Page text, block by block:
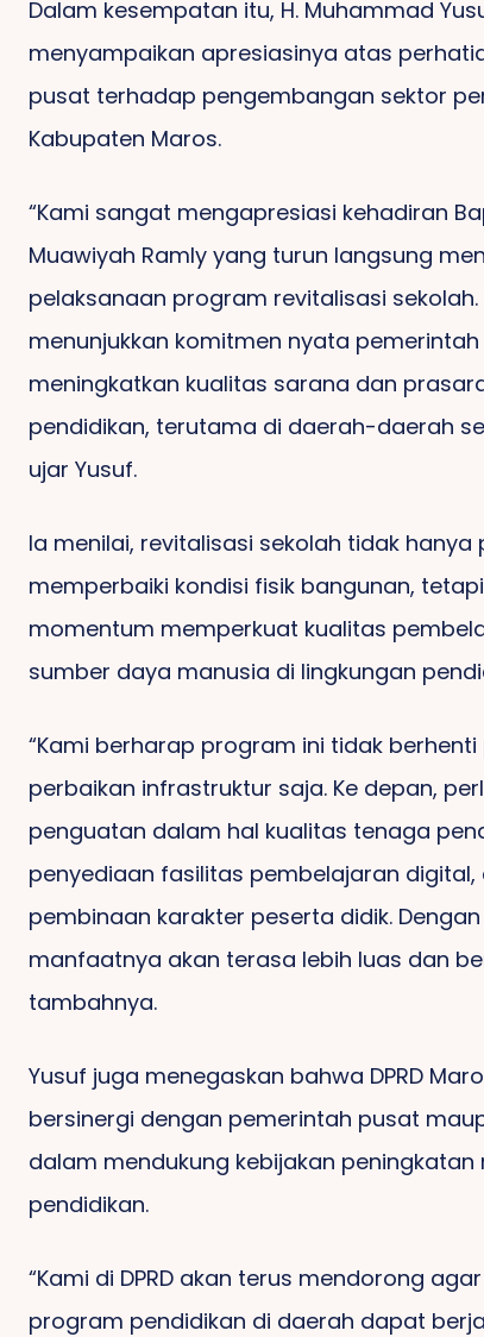
Dalam kesempatan itu, H. Muhammad
menyampaikan apresiasinya atas
pusat terhadap pengembangan sektor
Kabupaten Maros.
“Kami sangat mengapresiasi kehadiran
Muawiyah Ramly yang turun langsung
pelaksanaan program revitalisasi sekolah.
menunjukkan komitmen nyata
meningkatkan kualitas sarana dan
pendidikan, terutama di daerah-daerah
ujar Yusuf.
Ia menilai, revitalisasi sekolah tidak hanya
memperbaiki kondisi fisik bangunan,
momentum memperkuat kualitas
sumber daya manusia di lingkungan
“Kami berharap program ini tidak
perbaikan infrastruktur saja. Ke depan,
penguatan dalam hal kualitas tenaga
penyediaan fasilitas pembelajaran digital,
pembinaan karakter peserta didik.
manfaatnya akan terasa lebih luas dan
tambahnya.
Yusuf juga menegaskan bahwa DPRD
bersinergi dengan pemerintah pusat
dalam mendukung kebijakan peningkatan
pendidikan.
“Kami di DPRD akan terus mendorong
program pendidikan di daerah dapat